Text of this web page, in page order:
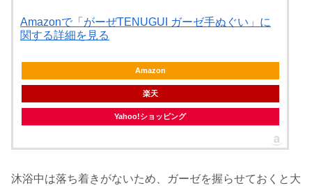
Amazonで「がーぜTENUGUI ガーゼ手ぬぐい」に
関する詳細を見る
Amazon
楽天
Yahoo!ショッピング
沐浴中は落ち着きがないため、ガーゼを握らせておくと大